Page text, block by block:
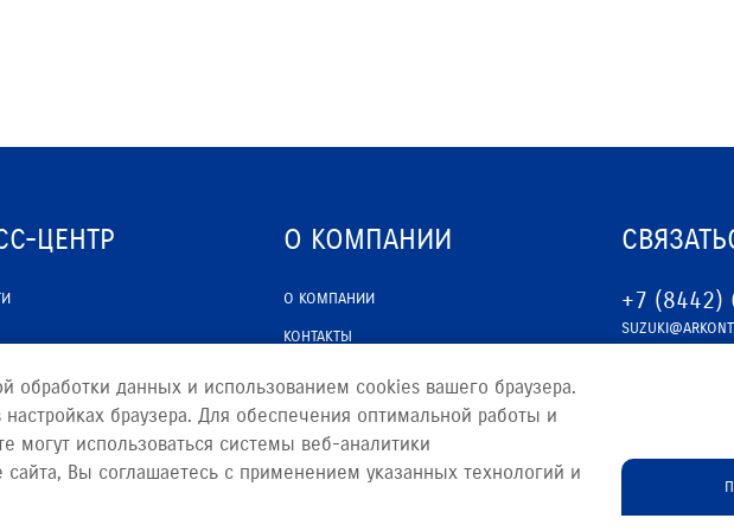
ЦЕНТР О КОМПАНИИ
О КОМПАНИИ
КОНТАКТЫ
+7 (8442)
обработки данных и использованием cookies вашего браузера.
браузера. Для обеспечения оптимальной работы и
могут использоваться системы веб-аналитики
Вы соглашаетесь с применением указанных технологий и